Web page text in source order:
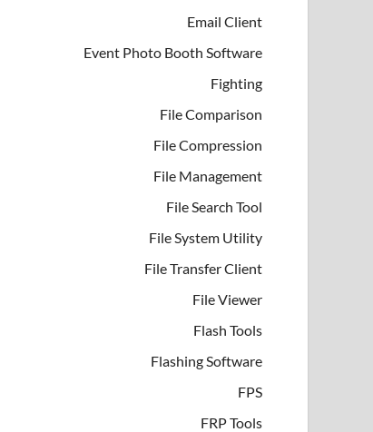
Email Client
Event Photo Booth Software
Fighting
File Comparison
File Compression
File Management
File Search Tool
File System Utility
File Transfer Client
File Viewer
Flash Tools
Flashing Software
FPS
FRP Tools